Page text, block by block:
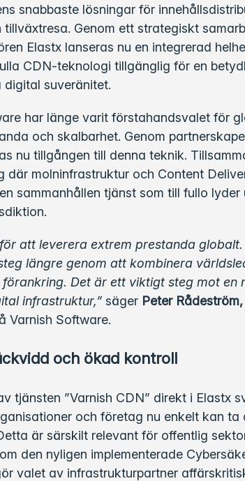
snabbaste lösningar för
tillväxtresa. Genom ett strategiskt
Elastx lanseras nu en integrerad
CDN-teknologi tillgänglig för en
digital suveränitet.
har länge varit förstahandsvalet för
och skalbarhet. Genom
nu tillgången till denna teknik.
där molninfrastruktur och Content
sammanhållen tjänst som till fullo lyder
att leverera extrem prestanda
längre genom att kombinera
Det är ett viktigt steg mot en
infrastruktur,” säger Peter
Varnish Software.
och ökad kontroll
tjänsten ”Varnish CDN” direkt i Elastx
och företag nu enkelt kan ta
är särskilt relevant för offentlig
den nyligen implementerade
valet av infrastrukturpartner